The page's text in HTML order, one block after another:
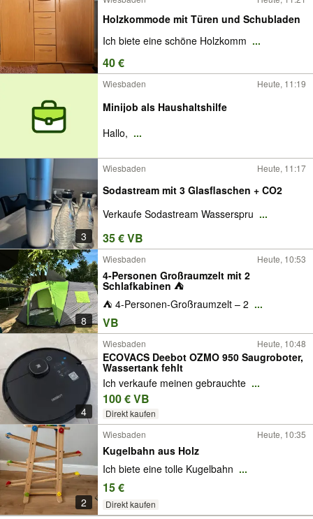
Holzkommode mit Türen und Schubladen
Ich biete eine schöne Holzkomm ...
40 €
Wiesbaden Heute, 11:19
Minijob als Haushaltshilfe
Hallo, ...
3
Wiesbaden Heute, 11:17
Sodastream mit 3 Glasflaschen + CO2
Verkaufe Sodastream Wasserspru ...
35 € VB
8
Wiesbaden Heute, 10:53
4-Personen Großraumzelt mit 2
Schlafkabinen ⛺️
⛺ 4-Personen-Großraumzelt – 2 ...
VB
4
Wiesbaden Heute, 10:48
ECOVACS Deebot OZMO 950 Saugroboter,
Wassertank fehlt
Ich verkaufe meinen gebrauchte ...
100 € VB
Direkt kaufen
2
Wiesbaden Heute, 10:35
Kugelbahn aus Holz
Ich biete eine tolle Kugelbahn ...
15 €
Direkt kaufen